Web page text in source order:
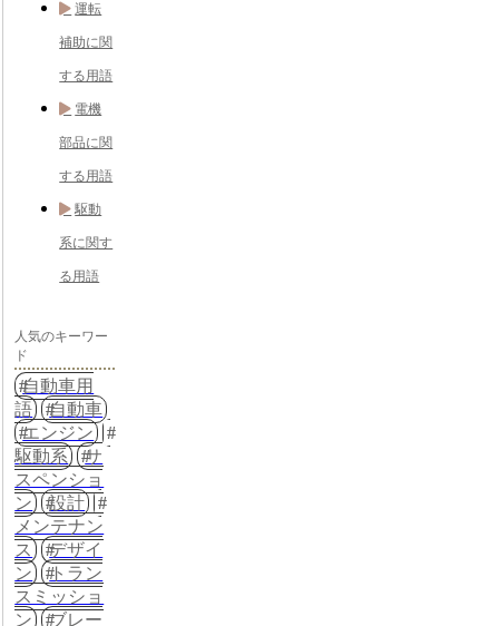
運転
補助に関
する用語
電機
部品に関
する用語
駆動
系に関す
る用語
人気のキーワー
ド
自動車用
語
自動車
エンジン
駆動系
サ
スペンショ
ン
設計
メンテナン
ス
デザイ
ン
トラン
スミッショ
ン
ブレー